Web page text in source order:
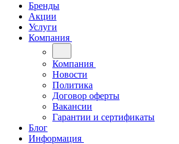
Бренды
Акции
Услуги
Компания
Компания
Новости
Политика
Договор оферты
Вакансии
Гарантии и сертификаты
Блог
Информация